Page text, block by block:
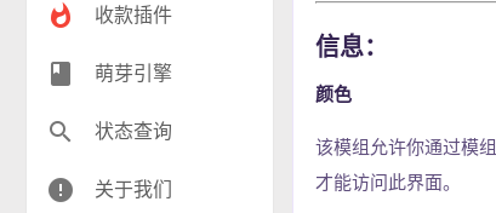
whatshot 收款插件
class 萌芽引擎
search 状态查询
error 关于我们
信息：
颜色
该模组允许你通过模
才能访问此界面。